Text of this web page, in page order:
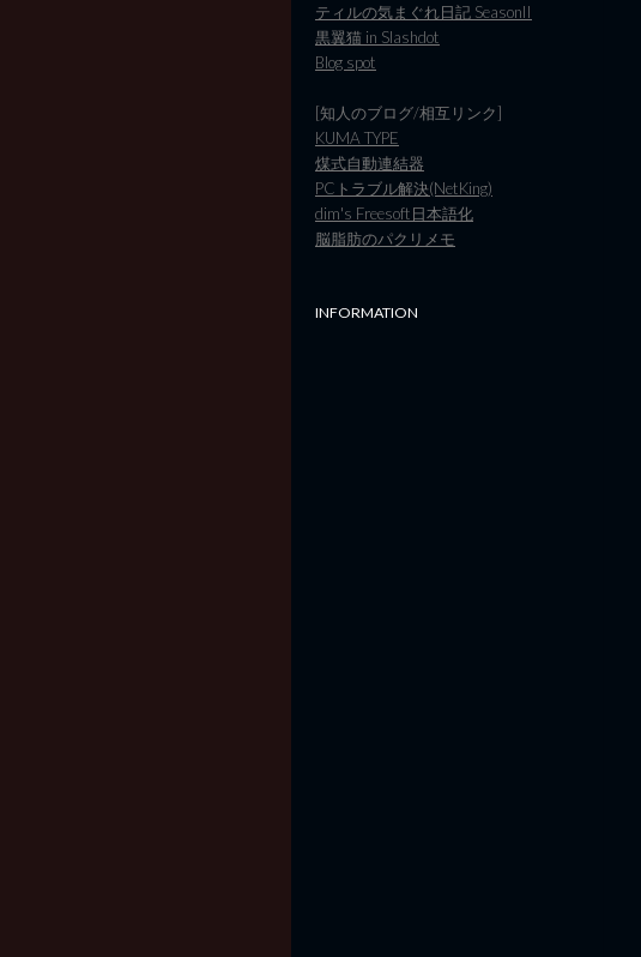
ティルの気まぐれ日記 SeasonII
黒翼猫 in Slashdot
Blog spot
[知人のブログ/相互リンク]
KUMA TYPE
煤式自動連結器
PCトラブル解決(NetKing)
dim's Freesoft日本語化
脳脂肪のパクリメモ
INFORMATION